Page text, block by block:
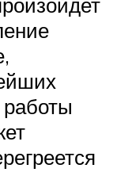
работы